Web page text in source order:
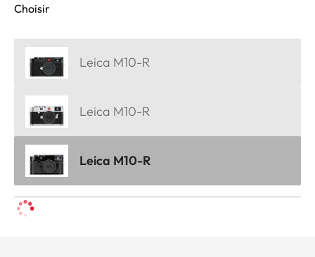
Choisir
Leica M10-R
Leica M10-R
Leica M10-R